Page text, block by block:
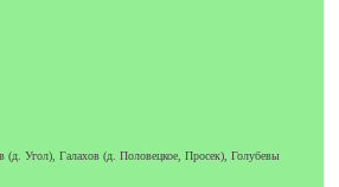
Угол), Галахов (д. Половецкое, Просек), Голубевы